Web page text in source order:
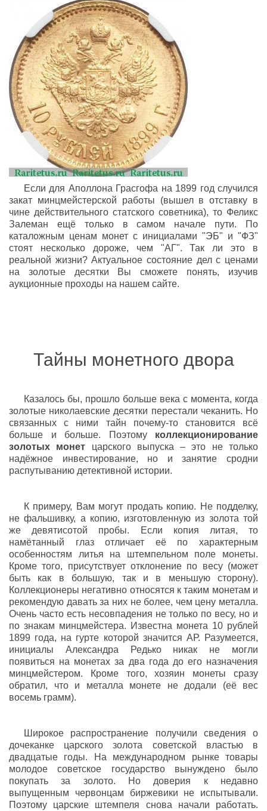
Если для Аполлона Грасгофа на 1899 год случился
закат минцмейстерской работы (вышел в отставку в
чине действительного статского советника), то Феликс
Залеман ещё только в самом начале пути. По
каталожным ценам монет с инициалами "ЭБ" и "ФЗ"
стоят несколько дороже, чем "АГ". Так ли это в
реальной жизни? Актуальное состояние дел с ценами
на золотые десятки Вы сможете понять, изучив
аукционные проходы на нашем сайте.
Тайны монетного двора
Казалось бы, прошло больше века с момента, когда
золотые николаевские десятки перестали чеканить. Но
связанных с ними тайн почему-то становится всё
больше и больше. Поэтому коллекционирование
золотых монет царского выпуска – это не только
надёжное инвестирование, но и занятие сродни
распутыванию детективной истории.
К примеру, Вам могут продать копию. Не подделку,
не фальшивку, а копию, изготовленную из золота той
же девятисотой пробы. Если копия литая, то
намётанный глаз отличает её по характерным
особенностям литья на штемпельном поле монеты.
Кроме того, присутствует отклонение по весу (может
быть как в большую, так и в меньшую сторону).
Коллекционеры негативно относятся к таким монетам и
рекомендую давать за них не более, чем цену металла.
Очень часто есть несовпадения не только по весу, но и
по знакам минцмейстера. Известна монета 10 рублей
1899 года, на гурте которой значится АР. Разумеется,
инициалы Александра Редько никак не могли
появиться на монетах за два года до его назначения
минцмейстером. Кроме того, хозяин монеты сразу
обратил, что и металла монете не додали (её вес
восемь грамм).
Широкое распространение получили сведения о
дочеканке царского золота советской властью в
двадцатые годы. На международном рынке товары
молодое советское государство вынуждено было
покупать за золото. Но доверия к недавно
выпущенным червонцам биржевики не испытывали.
Поэтому царские штемпеля снова начали работать.